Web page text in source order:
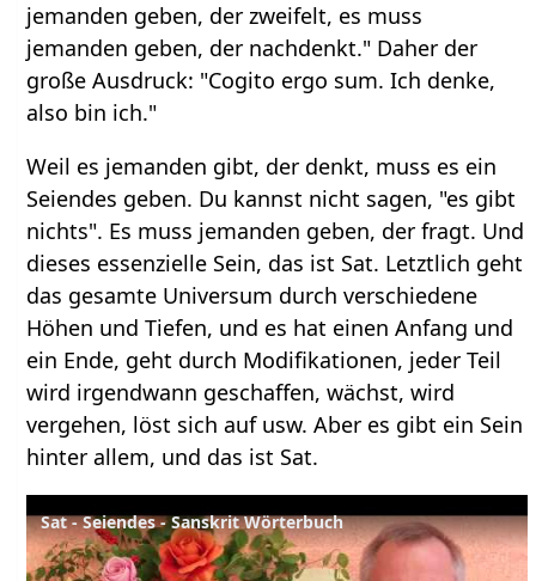
jemanden geben, der zweifelt, es muss
jemanden geben, der nachdenkt." Daher der
große Ausdruck: "Cogito ergo sum. Ich denke,
also bin ich."
Weil es jemanden gibt, der denkt, muss es ein
Seiendes geben. Du kannst nicht sagen, "es gibt
nichts". Es muss jemanden geben, der fragt. Und
dieses essenzielle Sein, das ist Sat. Letztlich geht
das gesamte Universum durch verschiedene
Höhen und Tiefen, und es hat einen Anfang und
ein Ende, geht durch Modifikationen, jeder Teil
wird irgendwann geschaffen, wächst, wird
vergehen, löst sich auf usw. Aber es gibt ein Sein
hinter allem, und das ist Sat.
Sat - Seiendes - Sanskrit Wörterbuch